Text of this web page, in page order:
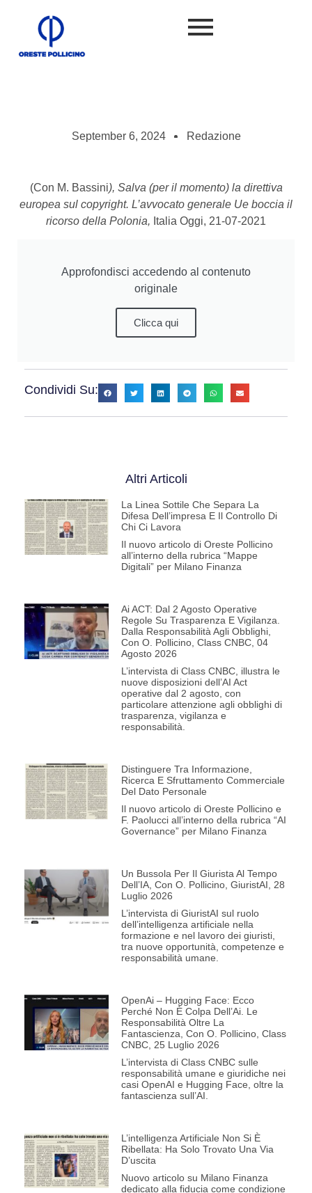
September 6, 2024 Redazione
(Con M. Bassini), Salva (per il momento) la direttiva
europea sul copyright. L’avvocato generale Ue boccia il
ricorso della Polonia, Italia Oggi, 21-07-2021
Approfondisci accedendo al contenuto
originale
Clicca qui
Condividi Su:
Altri Articoli
La Linea Sottile Che Separa La
Difesa Dell’impresa E Il Controllo Di
Chi Ci Lavora
Il nuovo articolo di Oreste Pollicino
all’interno della rubrica “Mappe
Digitali” per Milano Finanza
Ai ACT: Dal 2 Agosto Operative
Regole Su Trasparenza E Vigilanza.
Dalla Responsabilità Agli Obblighi,
Con O. Pollicino, Class CNBC, 04
Agosto 2026
L’intervista di Class CNBC, illustra le
nuove disposizioni dell’AI Act
operative dal 2 agosto, con
particolare attenzione agli obblighi di
trasparenza, vigilanza e
responsabilità.
Distinguere Tra Informazione,
Ricerca E Sfruttamento Commerciale
Del Dato Personale
Il nuovo articolo di Oreste Pollicino e
F. Paolucci all’interno della rubrica “AI
Governance” per Milano Finanza
Un Bussola Per Il Giurista Al Tempo
Dell’IA, Con O. Pollicino, GiuristAI, 28
Luglio 2026
L’intervista di GiuristAI sul ruolo
dell’intelligenza artificiale nella
formazione e nel lavoro dei giuristi,
tra nuove opportunità, competenze e
responsabilità umane.
OpenAi – Hugging Face: Ecco
Perché Non È Colpa Dell’Ai. Le
Responsabilità Oltre La
Fantascienza, Con O. Pollicino, Class
CNBC, 25 Luglio 2026
L’intervista di Class CNBC sulle
responsabilità umane e giuridiche nei
casi OpenAI e Hugging Face, oltre la
fantascienza sull’AI.
L’intelligenza Artificiale Non Si È
Ribellata: Ha Solo Trovato Una Via
D’uscita
Nuovo articolo su Milano Finanza
dedicato alla fiducia come condizione